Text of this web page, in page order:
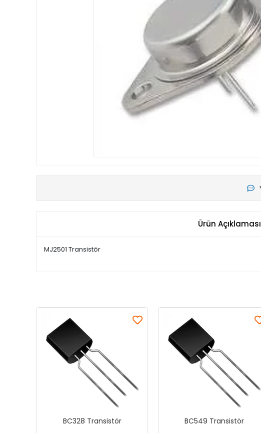
Ürün Açıklaması
MJ2501 Transistör
BC328 Transistör BC549 Transistör